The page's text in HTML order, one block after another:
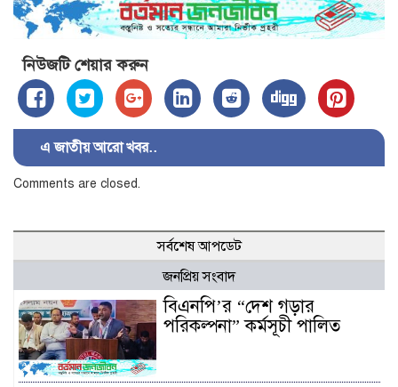
নিউজটি শেয়ার করুন
এ জাতীয় আরো খবর..
Comments are closed.
সর্বশেষ আপডেট
জনপ্রিয় সংবাদ
বিএনপি’র “দেশ গড়ার
পরিকল্পনা” কর্মসূচী পালিত